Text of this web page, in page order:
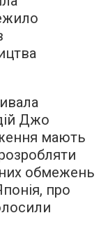
Джо
мають
обмежень
про